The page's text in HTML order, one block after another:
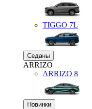
TIGGO 7L
Седаны
ARRIZO
ARRIZO 8
Новинки